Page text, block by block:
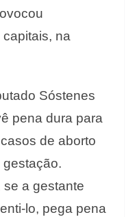
na
Sóstenes
pena dura para
de aborto
gestação.
se a gestante
lo, pega pena